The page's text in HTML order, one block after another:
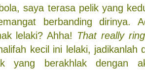
saya terasa pelik yang
berbanding dirinya.
lelaki? Ahha! That really
kecil ini lelaki, jadikanlah
yang berakhlak dengan